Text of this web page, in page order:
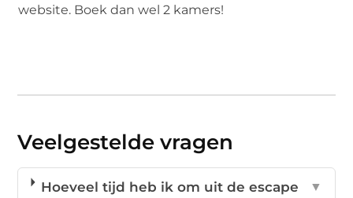
website. Boek dan wel 2 kamers!
Veelgestelde vragen
Hoeveel tijd heb ik om uit de escape
▼